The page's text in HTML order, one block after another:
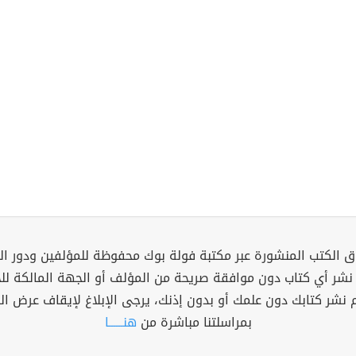
الكتب المنشورة عبر مكتبة فولة بوك محفوظة للمؤلفين ودور
نشر أي كتاب دون موافقة صريحة من المؤلف أو الجهة المالكة
نشر كتابك دون علمك أو بدون إذنك، يرجى الإبلاغ لإيقاف عرض
بمراسلتنا مباشرة من هنــــــا